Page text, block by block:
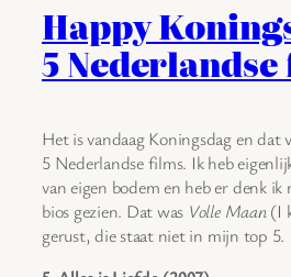
Happy
5
Het is vandaag Koningsdag en
5 Nederlandse films. Ik heb
van eigen bodem en heb er denk
bios gezien. Dat was Volle Maan(I
gerust, die staat niet in mijn top 5.